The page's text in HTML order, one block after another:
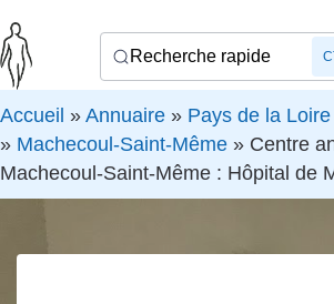
Recherche rapide
Accueil » Annuaire » Pays de la Loire
» Machecoul-Saint-Même » Centre
Machecoul-Saint-Même : Hôpital de